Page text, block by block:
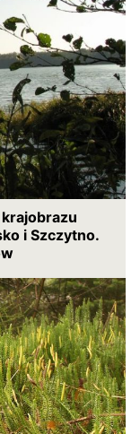
i Szczytno.